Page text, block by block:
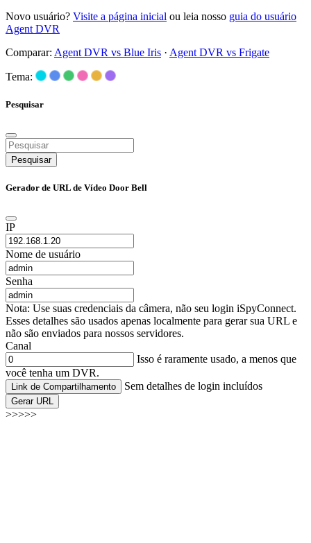
Novo usuário? Visite a página inicial ou leia nosso guia do usuário
Agent DVR
Comparar: Agent DVR vs Blue Iris · Agent DVR vs Frigate
Tema:
Pesquisar
Pesquisar
Gerador de URL de Vídeo Door Bell
IP
Nome de usuário
Senha
Nota: Use suas credenciais da câmera, não seu login iSpyConnect.
Esses detalhes são usados apenas localmente para gerar sua URL e
não são enviados para nossos servidores.
Canal
Isso é raramente usado, a menos que
você tenha um DVR.
Link de Compartilhamento Sem detalhes de login incluídos
Gerar URL
>>>>>